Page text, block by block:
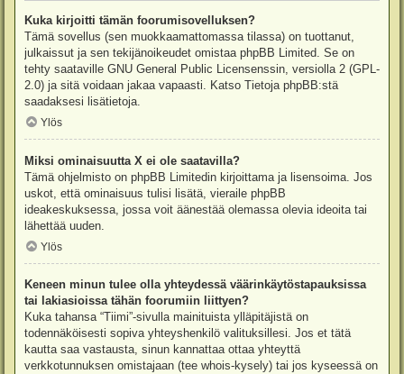
Kuka kirjoitti tämän foorumisovelluksen?
Tämä sovellus (sen muokkaamattomassa tilassa) on tuottanut,
julkaissut ja sen tekijänoikeudet omistaa phpBB Limited . Se on
tehty saataville GNU General Public Licensenssin, versiolla 2 (GPL-
2.0) ja sitä voidaan jakaa vapaasti. Katso Tietoja phpBB:stä
saadaksesi lisätietoja.
Ylös
Miksi ominaisuutta X ei ole saatavilla?
Tämä ohjelmisto on phpBB Limitedin kirjoittama ja lisensoima. Jos
uskot, että ominaisuus tulisi lisätä, vieraile phpBB
ideakeskuksessa , jossa voit äänestää olemassa olevia ideoita tai
lähettää uuden.
Ylös
Keneen minun tulee olla yhteydessä väärinkäytöstapauksissa
tai lakiasioissa tähän foorumiin liittyen?
Kuka tahansa “Tiimi”-sivulla mainituista ylläpitäjistä on
todennäköisesti sopiva yhteyshenkilö valituksillesi. Jos et tätä
kautta saa vastausta, sinun kannattaa ottaa yhteyttä
verkkotunnuksen omistajaan (tee whois-kysely) tai jos kyseessä on